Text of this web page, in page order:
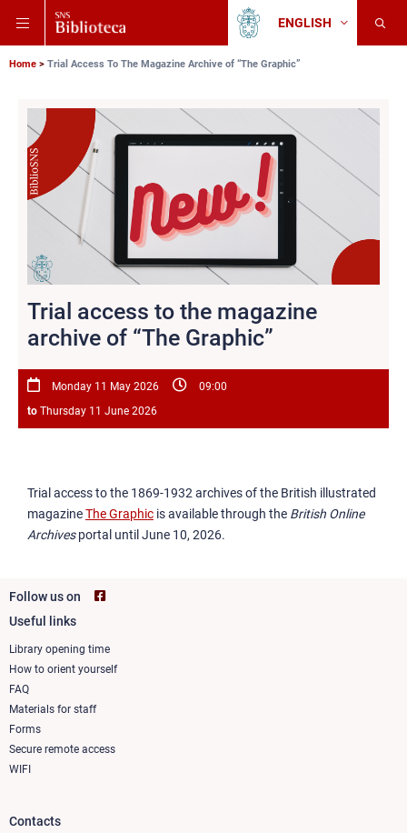
main
navigation
main
content
main
search
Back
Scuola
ENGLISH
Change
Breadcrumb
Home Trial Access To The Magazine Archive of “The Graphic”
Trial access to the magazine
archive of “The Graphic”
Monday 11 May 2026
09:00
to Thursday 11 June 2026
Trial access to the 1869-1932 archives of the British illustrated
magazineThe Graphic is available through the British Online
Archivesportal until June 10, 2026.
Follow us on
Footer
column
1
Useful links
Library opening time
How to orient yourself
FAQ
Materials for staff
Forms
Secure remote access
WIFI
Contacts